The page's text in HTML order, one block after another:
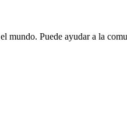
mundo. Puede ayudar a la